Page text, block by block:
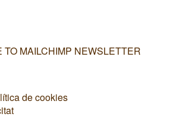
TO MAILCHIMP NEWSLETTER
de cookies